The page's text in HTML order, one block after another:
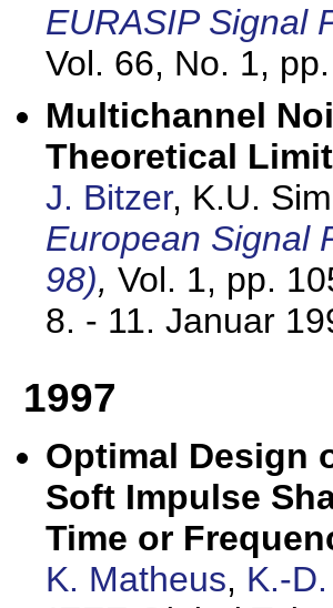
EURASIP Signal
Vol. 66, No. 1,
Multichannel
Theoretical
J. Bitzer, K.U.
European Signal
98), Vol. 1, pp.
8. - 11. Januar
1997
Optimal Design
Soft Impulse
Time or
K. Matheus, K.-